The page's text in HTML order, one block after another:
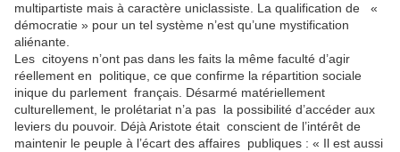
multipartiste mais à caractère uniclassiste. La qualification de «
démocratie » pour un tel système n’est qu’une mystification
aliénante.
Les citoyens n’ont pas dans les faits la même faculté d’agir
réellement en politique, ce que confirme la répartition sociale
inique du parlement français. Désarmé matériellement
culturellement, le prolétariat n’a pas la possibilité d’accéder aux
leviers du pouvoir. Déjà Aristote était conscient de l’intérêt de
maintenir le peuple à l’écart des affaires publiques : « Il est aussi